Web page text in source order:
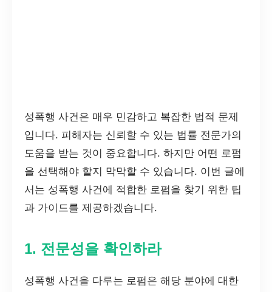
성폭행 사건은 매우 민감하고 복잡한 법적 문제
입니다. 피해자는 신뢰할 수 있는 법률 전문가의
도움을 받는 것이 중요합니다. 하지만 어떤 로펌
을 선택해야 할지 막막할 수 있습니다. 이번 글에
서는 성폭행 사건에 적합한 로펌을 찾기 위한 팁
과 가이드를 제공하겠습니다.
1. 전문성을 확인하라
성폭행 사건을 다루는 로펌은 해당 분야에 대한